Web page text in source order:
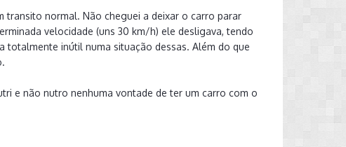
transito normal. Não cheguei a deixar o carro parar
velocidade (uns 30 km/h) ele desligava, tendo
totalmente inútil numa situação dessas. Além do que
e não nutro nenhuma vontade de ter um carro com o